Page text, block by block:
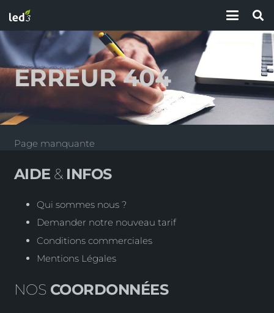
ERREUR 404
Page manquante
AIDE & INFOS
Qui sommes nous ?
Demander notre nouveau tarif
Conditions commerciales
Mentions Légales
NOS COORDONNÉES